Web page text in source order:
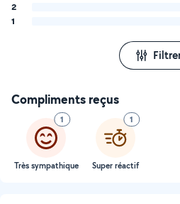
2
1
Compliments reçus
1
Très sympathique
1
Super réactif